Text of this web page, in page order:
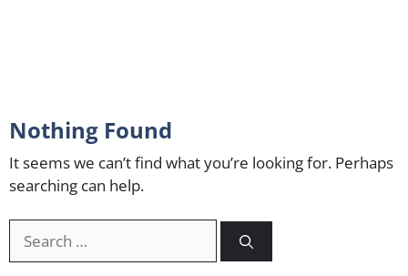
Nothing Found
It seems we can’t find what you’re looking for. Perhaps
searching can help.
for: